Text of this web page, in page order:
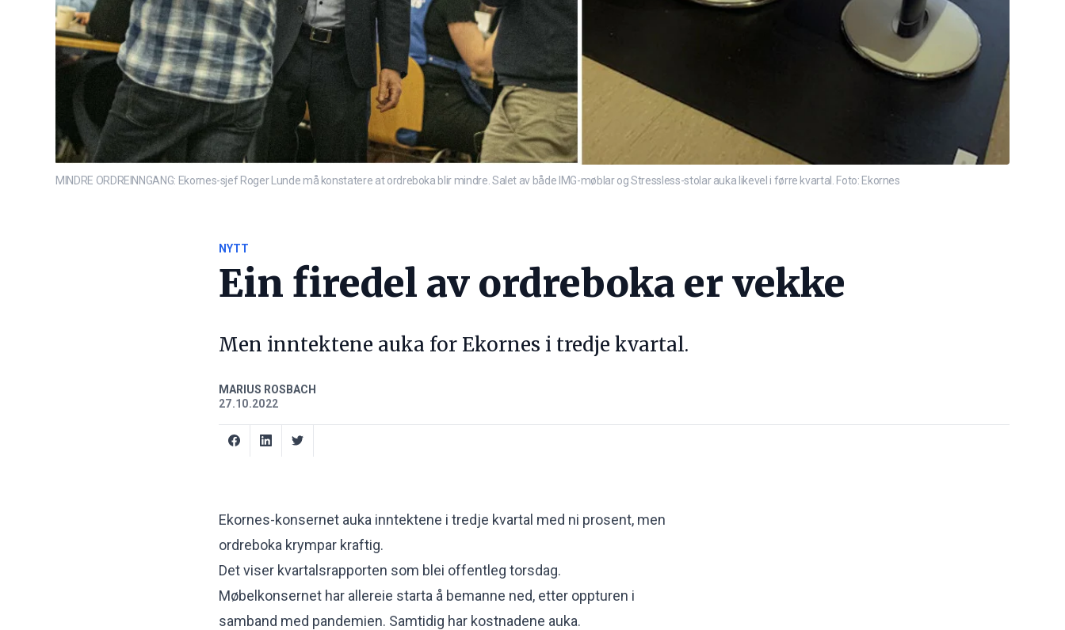
MINDRE ORDREINNGANG: Ekornes-sjef Roger Lunde må konstatere at ordreboka blir mindre. Salet av både IMG-møblar og Stressless-stolar auka likevel i førre kvartal. Foto: Ekornes
NYTT
Ein firedel av ordreboka er vekke
Men inntektene auka for Ekornes i tredje kvartal.
MARIUS ROSBACH
27.10.2022
Ekornes-konsernet auka inntektene i tredje kvartal med ni prosent, men
ordreboka krympar kraftig.
Det viser kvartalsrapporten som blei offentleg torsdag.
Møbelkonsernet har allereie starta å bemanne ned, etter oppturen i
samband med pandemien. Samtidig har kostnadene auka.